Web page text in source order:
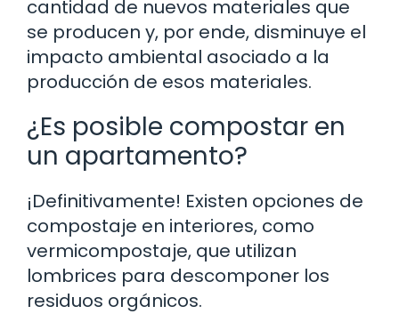
cantidad de nuevos materiales que
se producen y, por ende, disminuye el
impacto ambiental asociado a la
producción de esos materiales.
¿Es posible compostar en
un apartamento?
¡Definitivamente! Existen opciones de
compostaje en interiores, como
vermicompostaje, que utilizan
lombrices para descomponer los
residuos orgánicos.